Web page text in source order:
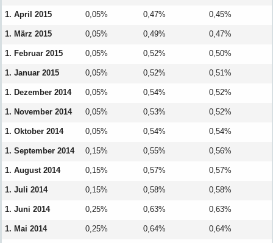
1. April 2015 0,05% 0,47% 0,45%
1. März 2015 0,05% 0,49% 0,47%
1. Februar 2015 0,05% 0,52% 0,50%
1. Januar 2015 0,05% 0,52% 0,51%
1. Dezember 2014 0,05% 0,54% 0,52%
1. November 2014 0,05% 0,53% 0,52%
1. Oktober 2014 0,05% 0,54% 0,54%
1. September 2014 0,15% 0,55% 0,56%
1. August 2014 0,15% 0,57% 0,57%
1. Juli 2014 0,15% 0,58% 0,58%
1. Juni 2014 0,25% 0,63% 0,63%
1. Mai 2014 0,25% 0,64% 0,64%